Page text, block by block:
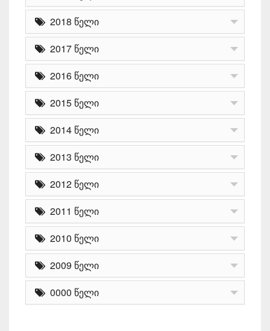
2018 წელი
2017 წელი
2016 წელი
2015 წელი
2014 წელი
2013 წელი
2012 წელი
2011 წელი
2010 წელი
2009 წელი
0000 წელი